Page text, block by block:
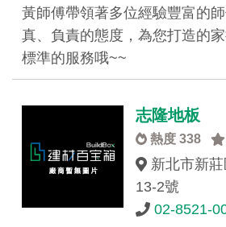
黃師傅帶領著多位經驗豐富的
真、負責的態度，為您打造的
標準的服務哦~~
志隆地板
熱度 338
新北市新莊
13-2號
02-8521-